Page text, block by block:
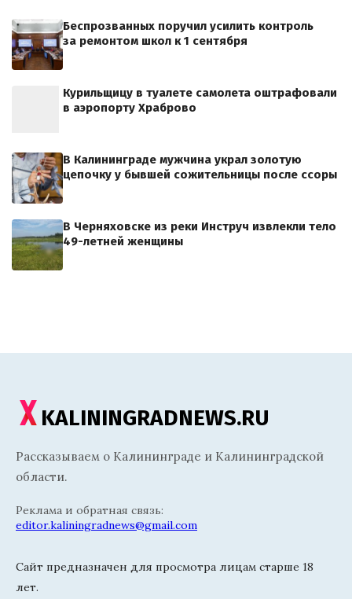
Беспрозванных поручил усилить контроль
за ремонтом школ к 1 сентября
Курильщицу в туалете самолета оштрафовали
в аэропорту Храброво
В Калининграде мужчина украл золотую
цепочку у бывшей сожительницы после ссоры
В Черняховске из реки Инструч извлекли тело
49-летней женщины
KALININGRADNEWS.RU
Рассказываем о Калининграде и Калининградской
области.
Реклама и обратная связь:
editor.kaliningradnews@gmail.com
Сайт предназначен для просмотра лицам старше 18
лет.